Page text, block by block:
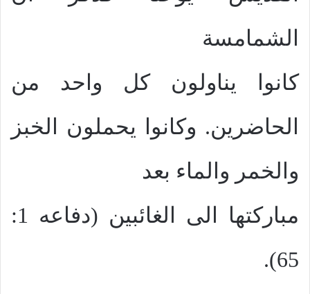
الشمامسة
كانوا يناولون كل واحد من
الحاضرين. وكانوا يحملون الخبز
والخمر والماء بعد
مباركتها الى الغائبين (دفاعه 1:
65).